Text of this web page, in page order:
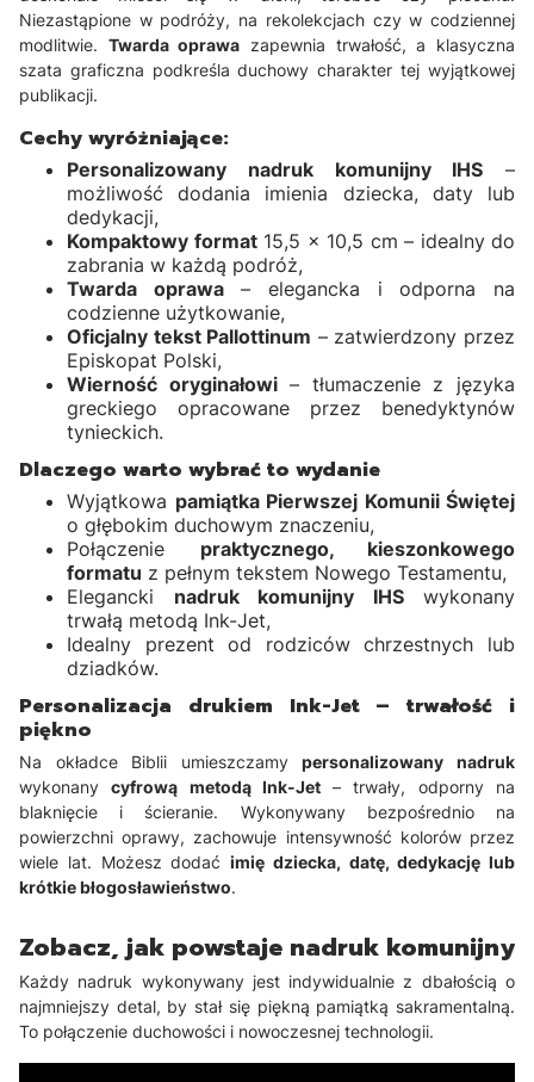
Niezastąpione w podróży, na rekolekcjach czy w codziennej
modlitwie. Twarda oprawa zapewnia trwałość, a klasyczna
szata graficzna podkreśla duchowy charakter tej wyjątkowej
publikacji.
Cechy wyróżniające:
Personalizowany nadruk komunijny IHS –
możliwość dodania imienia dziecka, daty lub
dedykacji,
Kompaktowy format15,5 × 10,5 cm – idealny do
zabrania w każdą podróż,
Twarda oprawa– elegancka i odporna na
codzienne użytkowanie,
Oficjalny tekst Pallottinum – zatwierdzony przez
Episkopat Polski,
Wierność oryginałowi– tłumaczenie z języka
greckiego opracowane przez benedyktynów
tynieckich.
Dlaczego warto wybrać to wydanie
Wyjątkowa pamiątka Pierwszej Komunii Świętej
o głębokim duchowym znaczeniu,
Połączenie praktycznego, kieszonkowego
formatu z pełnym tekstem Nowego Testamentu,
Elegancki nadruk komunijny IHSwykonany
trwałą metodą Ink-Jet,
Idealny prezent od rodziców chrzestnych lub
dziadków.
Personalizacja drukiem Ink-Jet – trwałość i
piękno
Na okładce Biblii umieszczamypersonalizowany nadruk
wykonanycyfrową metodą Ink-Jet– trwały, odporny na
blaknięcie i ścieranie. Wykonywany bezpośrednio na
powierzchni oprawy, zachowuje intensywność kolorów przez
wiele lat. Możesz dodać imię dziecka, datę, dedykację lub
krótkie błogosławieństwo.
Zobacz, jak powstaje nadruk komunijny
Każdy nadruk wykonywany jest indywidualnie z dbałością o
najmniejszy detal, by stał się piękną pamiątką sakramentalną.
To połączenie duchowości i nowoczesnej technologii.